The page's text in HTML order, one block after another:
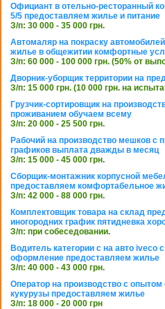
Официант в отельно-ресторанный
5/5 предоставляем жилье и питание
З/п: 30 000 - 35 000 грн.
Автомаляр на покраску
жилье в общежитии комфортные
З/п: 60 000 - 100 000 грн. (50% от
Дворник-уборщик территории на
З/п: 15 000 грн. (10 000 грн. на
Грузчик-сортировщик на
проживанием обучаем всему
З/п: 20 000 - 25 500 грн.
Рабочий на производство мешков с
графиков выплата дважды в месяц
З/п: 15 000 - 45 000 грн.
Сборщик-монтажник корпусной
предоставляем комфортабельное
З/п: 42 000 - 88 000 грн.
Комплектовщик товара на склад
иногородних график пятидневка
З/п: при собеседовании.
Водитель категории с на авто
оформление предоставляем жилье
З/п: 40 000 - 43 000 грн.
Оператор на производство с опытом
кукурузы предоставляем жилье
З/п: 18 000 - 20 000 грн